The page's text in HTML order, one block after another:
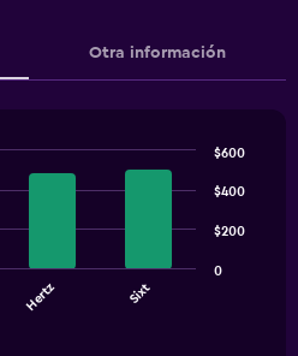
Otra información
Hertz Sixt
0
$200
$400
$600